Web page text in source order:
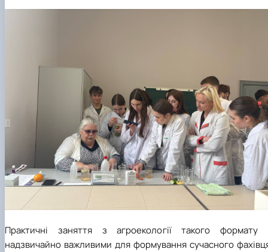
Практичні заняття з агроекології такого формату
надзвичайно важливими для формування сучасного